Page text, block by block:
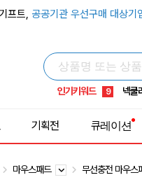
프트, 공공기관 우선구매 대상기
인기키워드
5 키캡
8 쿨토
9 넥쿨
1 선풍기
기획전 큐레이션
마우스패드 무선충전 마우스